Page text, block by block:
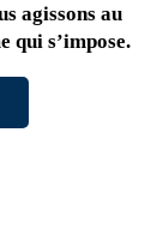
agissons au
qui s’impose.